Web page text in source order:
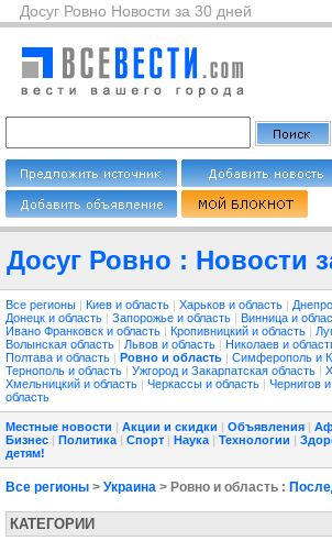
Досуг Ровно Новости за 30 дней
Досуг Ровно : Новости
Все регионы | Киев и область | Харьков и область |
Донецк и область | Запорожье и область | Винница и
Ивано Франковск и область | Кропивницкий и область |
Волынская область | Львов и область | Николаев и
Полтава и область | Ровно и область | Симферополь и
Тернополь и область | Ужгород и Закарпатская область |
Хмельницкий и область | Черкассы и область | Чернигов
область
Местные новости | Акции и скидки | Объявления |
Бизнес | Политика | Спорт | Наука | Технологии |
детям!
Все регионы > Украина > Ровно и область :
КАТЕГОРИИ